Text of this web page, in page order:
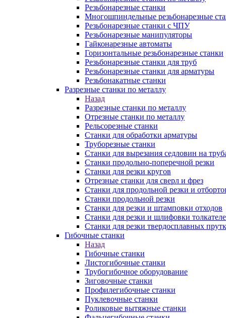
Резьбонарезные станки
Многошпиндельные резьбонарезные
Резьбонарезные станки с ЧПУ
Резьбонарезные манипуляторы
Гайконарезные автоматы
Горизонтальные резьбонарезные станки
Резьбонарезные станки для труб
Резьбонарезные станки для арматуры
Резьбонакатные станки
Разрезные станки по металлу
Назад
Разрезные станки по металлу
Отрезные станки по металлу
Рельсорезные станки
Станки для обработки арматуры
Труборезные станки
Станки для вырезания седловин на
Станки продольно-поперечной резки
Станки для резки кругов
Отрезные станки для сверл и фрез
Станки для продольной резки и
Станки продольной резки
Станки для резки и штамповки отходов
Станки для резки и шлифовки
Станки для резки твердосплавных
Гибочные станки
Назад
Гибочные станки
Листогибочные станки
Трубогибочное оборудование
Зиговочные станки
Профилегибочные станки
Пуклевочные станки
Роликовые вытяжные станки